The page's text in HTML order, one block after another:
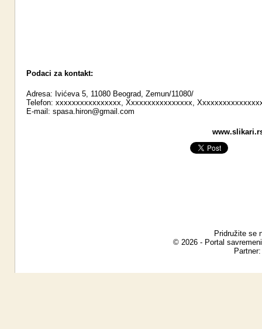
Podaci za kontakt:
Adresa: Ivićeva 5, 11080 Beograd, Zemun/11080/
Telefon: xxxxxxxxxxxxxxxx, Xxxxxxxxxxxxxxxx,
E-mail: spasa.hiron@gmail.com
Pridružite se
© 2026 - Portal